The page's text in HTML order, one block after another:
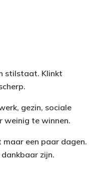
stilstaat. Klinkt
gezin, sociale
weinig te winnen.
een paar dagen.
dankbaar zijn.